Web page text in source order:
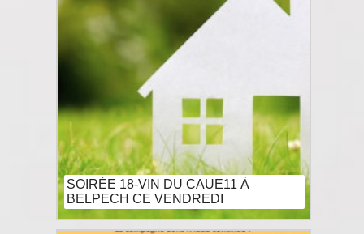
SOIRÉE 18-VIN DU CAUE11 À
BELPECH CE VENDREDI